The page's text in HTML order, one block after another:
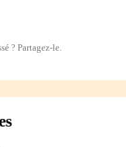
? Partagez-le.